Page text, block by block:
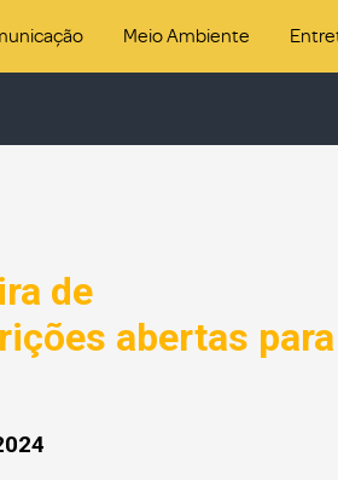
Meio Ambiente
de
abertas para